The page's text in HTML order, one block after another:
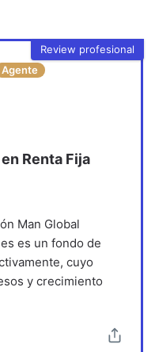
Review profesional
Agente
Renta Fija
Man Global
es un fondo de
cuyo
y crecimiento